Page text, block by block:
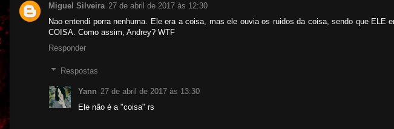
Miguel Silveira 27 de abril de 2017 às 12:30
Nao entendi porra nenhuma. Ele era a coisa, mas ele ouvia os ruidos da coisa, sendo que
COISA. Como assim, Andrey? WTF
Responder
Respostas
Yann 27 de abril de 2017 às 13:30
Ele não é a "coisa" rs